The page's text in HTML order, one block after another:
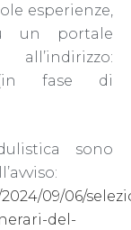
esperienze,
un portale
(in fase di
sono
09/06/
del-